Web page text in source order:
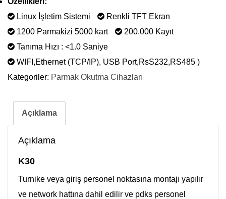
Linux İşletim Sistemi
Renkli TFT Ekran
1200 Parmakizi 5000 kart
200.000 Kayıt
Tanıma Hızı : <1.0 Saniye
WIFI,Ethernet (TCP/IP), USB Port,RsS232,RS485 )
Kategoriler: Parmak Okutma Cihazları
Açıklama
Açıklama
K30
Turnike veya giriş personel noktasına montajı yapılır
ve network hattına dahil edilir ve pdks personel